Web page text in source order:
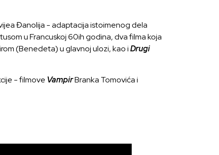
Đanolija - adaptacija istoimenog dela
u Francuskoj 60ih godina, dva filma koja
(Benedeta) u glavnoj ulozi, kao iDrugi
- filmove VampirBranka Tomovića i